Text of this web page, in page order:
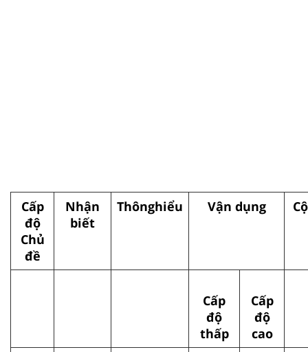
Cấp
độ
Chủ
đề
Nhận
biết
Thônghiểu Vận dụng
Cấp
độ
thấp
Cấp
độ
cao